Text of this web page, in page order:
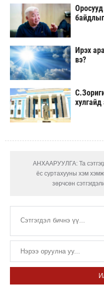
Ирэх
вэ?
хулгайд
АНХААРУУЛГА: Та
ёс суртахууны хэм
зөрчсөн